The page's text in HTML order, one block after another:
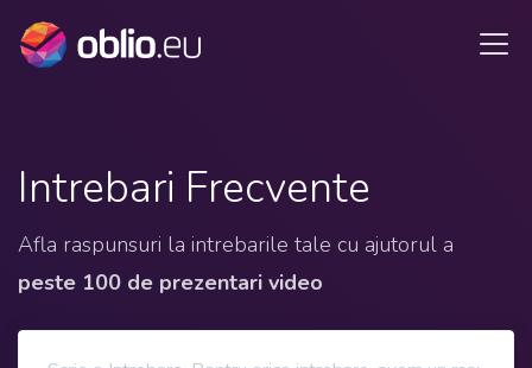
Intrebari Frecvente
Afla raspunsuri la intrebarile tale cu ajutorul a
peste 100 de prezentari video